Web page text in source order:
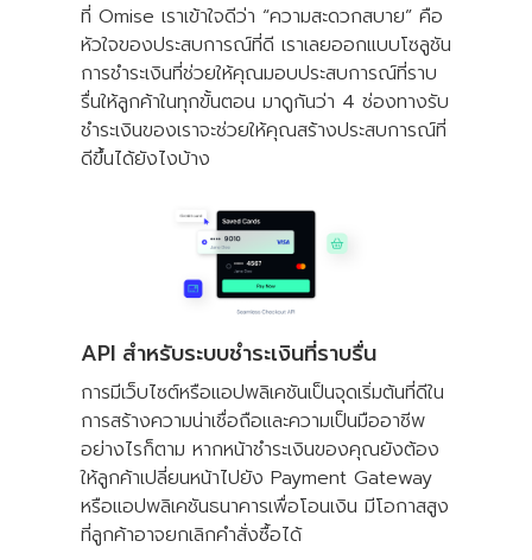
ที่ Omise เราเข้าใจดีว่า “ความสะดวกสบาย” คือ
หัวใจของประสบการณ์ที่ดี เราเลยออกแบบโซลูชัน
การชำระเงินที่ช่วยให้คุณมอบประสบการณ์ที่ราบ
รื่นให้ลูกค้าในทุกขั้นตอน มาดูกันว่า 4 ช่องทางรับ
ชำระเงินของเราจะช่วยให้คุณสร้างประสบการณ์ที่
ดีขึ้นได้ยังไงบ้าง
API สำหรับระบบชำระเงินที่ราบรื่น
การมีเว็บไซต์หรือแอปพลิเคชันเป็นจุดเริ่มต้นที่ดีใน
การสร้างความน่าเชื่อถือและความเป็นมืออาชีพ
อย่างไรก็ตาม หากหน้าชำระเงินของคุณยังต้อง
ให้ลูกค้าเปลี่ยนหน้าไปยัง Payment Gateway
หรือแอปพลิเคชันธนาคารเพื่อโอนเงิน มีโอกาสสูง
ที่ลูกค้าอาจยกเลิกคำสั่งซื้อได้